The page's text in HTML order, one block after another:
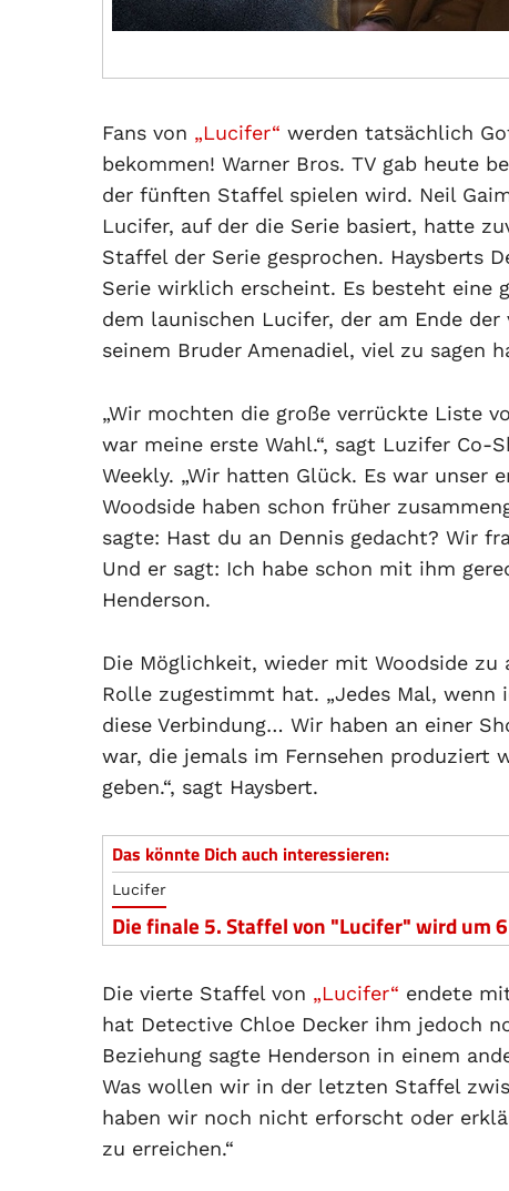
Fans von „Lucifer“ werden tatsächlich
bekommen! Warner Bros. TV gab heute
der fünften Staffel spielen wird. Neil
Lucifer, auf der die Serie basiert, hatte
Staffel der Serie gesprochen. Haysberts
Serie wirklich erscheint. Es besteht eine
dem launischen Lucifer, der am Ende
seinem Bruder Amenadiel, viel zu sagen
„Wir mochten die große verrückte Liste
war meine erste Wahl.“, sagt Luzifer Co-
Weekly. „Wir hatten Glück. Es war unser
Woodside haben schon früher
sagte: Hast du an Dennis gedacht? Wir
Und er sagt: Ich habe schon mit ihm
Henderson.
Die Möglichkeit, wieder mit Woodside
Rolle zugestimmt hat. „Jedes Mal, wenn
diese Verbindung… Wir haben an einer
war, die jemals im Fernsehen produziert
geben.“, sagt Haysbert.
Das könnte Dich auch interessieren:
Lucifer
Die finale 5. Staffel von "Lucifer" wird um
Die vierte Staffel von „Lucifer“ endete
hat Detective Chloe Decker ihm jedoch
Beziehung sagte Henderson in einem
Was wollen wir in der letzten Staffel
haben wir noch nicht erforscht oder
zu erreichen.“